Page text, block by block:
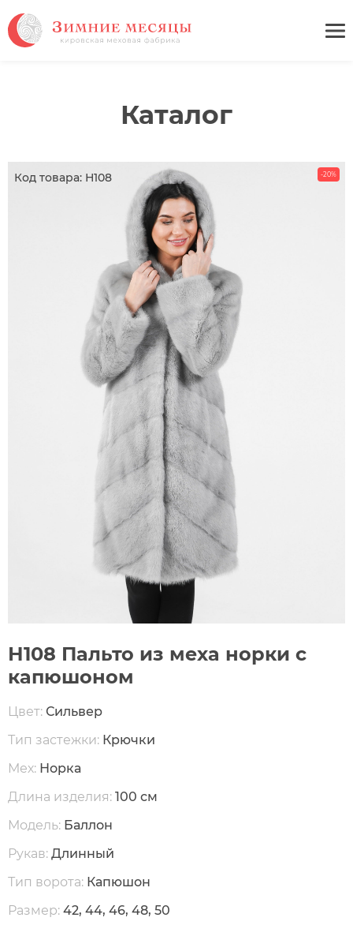
Каталог
Код товара: Н108 -20%
Н108 Пальто из меха норки с
капюшоном
Цвет: Сильвер
Тип застежки: Крючки
Мех: Норка
Длина изделия: 100 см
Модель: Баллон
Рукав: Длинный
Тип ворота: Капюшон
Размер: 42, 44, 46, 48, 50